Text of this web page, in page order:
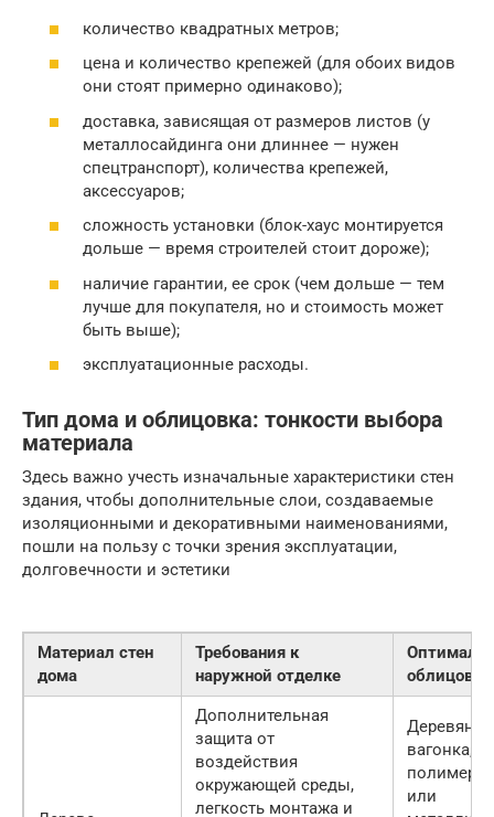
количество квадратных метров;
цена и количество крепежей (для обоих видов
они стоят примерно одинаково);
доставка, зависящая от размеров листов (у
металлосайдинга они длиннее — нужен
спецтранспорт), количества крепежей,
аксессуаров;
сложность установки (блок-хаус монтируется
дольше — время строителей стоит дороже);
наличие гарантии, ее срок (чем дольше — тем
лучше для покупателя, но и стоимость может
быть выше);
эксплуатационные расходы.
Тип дома и облицовка: тонкости выбора
материала
Здесь важно учесть изначальные характеристики стен
здания, чтобы дополнительные слои, создаваемые
изоляционными и декоративными наименованиями,
пошли на пользу с точки зрения эксплуатации,
долговечности и эстетики
Материал стен
дома
Требования к
наружной отделке
облицовка
Дополнительная
защита от
воздействия
окружающей среды,
легкость монтажа и
вагонка,
или